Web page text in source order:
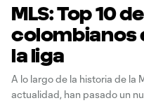
MLS: Top 10
colombianos
la liga
A lo largo de la historia de la
actualidad, han pasado un